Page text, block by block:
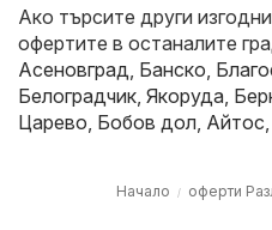
Ако търсите други
офертите в останалите
Асеновград, Банско,
Белоградчик, Якоруда,
Царево, Бобов дол, Айтос,
Начало оферти